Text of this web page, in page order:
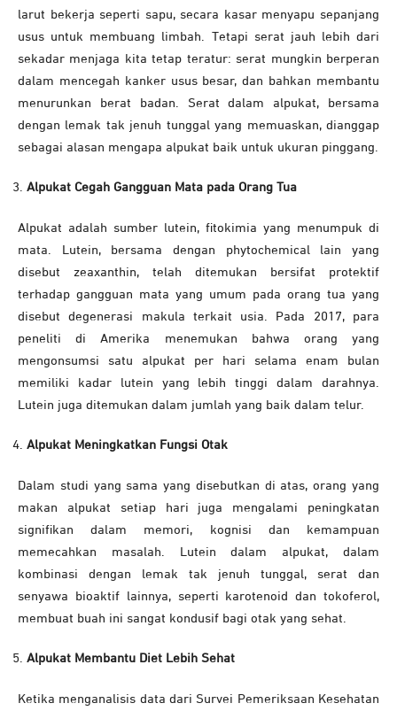
larut bekerja seperti sapu, secara kasar menyapu sepanjang
usus untuk membuang limbah. Tetapi serat jauh lebih dari
sekadar menjaga kita tetap teratur: serat mungkin berperan
dalam mencegah kanker usus besar, dan bahkan membantu
menurunkan berat badan. Serat dalam alpukat, bersama
dengan lemak tak jenuh tunggal yang memuaskan, dianggap
sebagai alasan mengapa alpukat baik untuk ukuran pinggang.
Alpukat Cegah Gangguan Mata pada Orang Tua
Alpukat adalah sumber lutein, fitokimia yang menumpuk di
mata. Lutein, bersama dengan phytochemical lain yang
disebut zeaxanthin, telah ditemukan bersifat protektif
terhadap gangguan mata yang umum pada orang tua yang
disebut degenerasi makula terkait usia. Pada 2017, para
peneliti di Amerika menemukan bahwa orang yang
mengonsumsi satu alpukat per hari selama enam bulan
memiliki kadar lutein yang lebih tinggi dalam darahnya.
Lutein juga ditemukan dalam jumlah yang baik dalam telur.
Alpukat Meningkatkan Fungsi Otak
Dalam studi yang sama yang disebutkan di atas, orang yang
makan alpukat setiap hari juga mengalami peningkatan
signifikan dalam memori, kognisi dan kemampuan
memecahkan masalah. Lutein dalam alpukat, dalam
kombinasi dengan lemak tak jenuh tunggal, serat dan
senyawa bioaktif lainnya, seperti karotenoid dan tokoferol,
membuat buah ini sangat kondusif bagi otak yang sehat.
Alpukat Membantu Diet Lebih Sehat
Ketika menganalisis data dari Survei Pemeriksaan Kesehatan